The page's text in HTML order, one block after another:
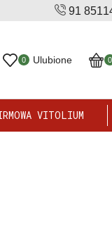
91
0 Ulubione 0
VITOLIUM